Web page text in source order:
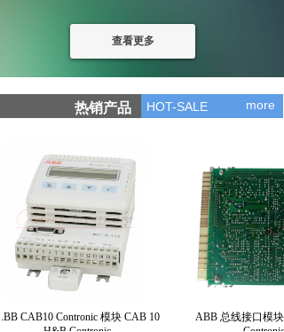
查看更多
more
热销产品 HOT-SALE
CAB10 Contronic 模块 CAB 10
ABB 总线接口模块